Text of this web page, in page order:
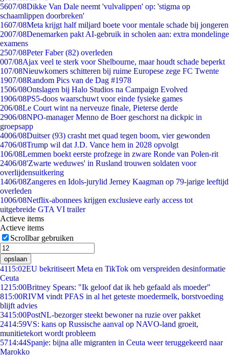
5607/08Dikke Van Dale neemt 'vulvalippen' op: 'stigma op
schaamlippen doorbreken'
1607/08Meta krijgt half miljard boete voor mentale schade bij jongeren
2007/08Denemarken pakt AI-gebruik in scholen aan: extra mondelinge
examens
2507/08Peter Faber (82) overleden
007/08Ajax veel te sterk voor Shelbourne, maar houdt schade beperkt
107/08Nieuwkomers schitteren bij ruime Europese zege FC Twente
1907/08Random Pics van de Dag #1978
1506/08Ontslagen bij Halo Studios na Campaign Evolved
1906/08PS5-doos waarschuwt voor einde fysieke games
206/08Le Court wint na nerveuze finale, Pieterse derde
2906/08NPO-manager Menno de Boer geschorst na dickpic in
groepsapp
4006/08Duitser (93) crasht met quad tegen boom, vier gewonden
4706/08Trump wil dat J.D. Vance hem in 2028 opvolgt
106/08Lemmen boekt eerste profzege in zware Ronde van Polen-rit
2406/08'Zwarte weduwes' in Rusland trouwen soldaten voor
overlijdensuitkering
1406/08Zangeres en Idols-jurylid Jerney Kaagman op 79-jarige leeftijd
overleden
1006/08Netflix-abonnees krijgen exclusieve early access tot
uitgebreide GTA VI trailer
Actieve items
Actieve items
Scrollbar gebruiken
opslaan
4115:02EU bekritiseert Meta en TikTok om verspreiden desinformatie
Ceuta
1215:00Britney Spears: "Ik geloof dat ik heb gefaald als moeder"
815:00RIVM vindt PFAS in al het geteste moedermelk, borstvoeding
blijft advies
3415:00PostNL-bezorger steekt bewoner na ruzie over pakket
2414:59VS: kans op Russische aanval op NAVO-land groeit,
munitietekort wordt probleem
5714:44Spanje: bijna alle migranten in Ceuta weer teruggekeerd naar
Marokko